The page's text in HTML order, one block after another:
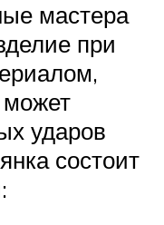
мастера
при
может
ударов
состоит